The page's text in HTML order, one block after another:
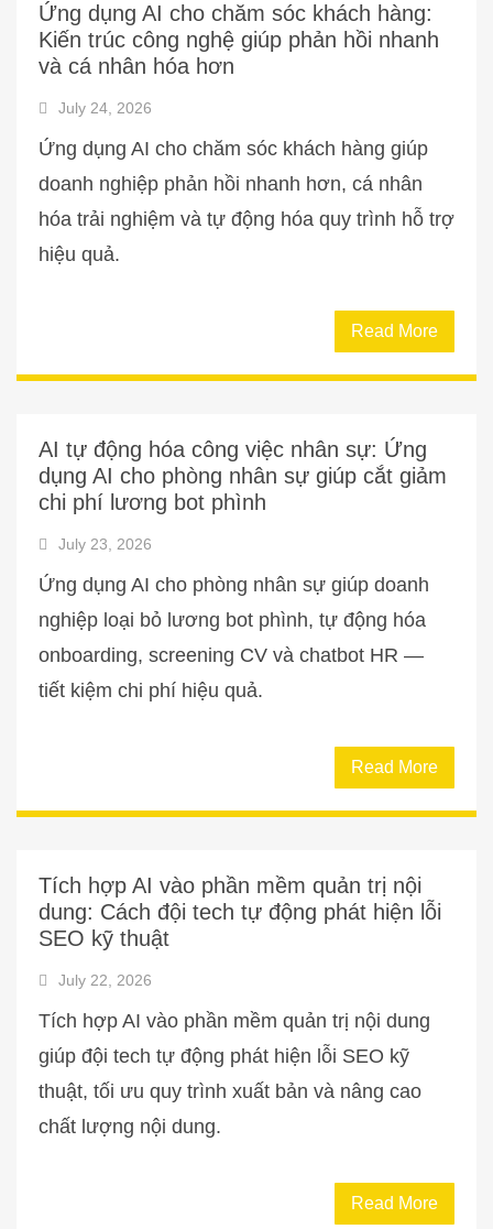
Ứng dụng AI cho chăm sóc khách hàng:
Kiến trúc công nghệ giúp phản hồi nhanh
và cá nhân hóa hơn
July 24, 2026
Ứng dụng AI cho chăm sóc khách hàng giúp
doanh nghiệp phản hồi nhanh hơn, cá nhân
hóa trải nghiệm và tự động hóa quy trình hỗ trợ
hiệu quả.
Read More
AI tự động hóa công việc nhân sự: Ứng
dụng AI cho phòng nhân sự giúp cắt giảm
chi phí lương bot phình
July 23, 2026
Ứng dụng AI cho phòng nhân sự giúp doanh
nghiệp loại bỏ lương bot phình, tự động hóa
onboarding, screening CV và chatbot HR —
tiết kiệm chi phí hiệu quả.
Read More
Tích hợp AI vào phần mềm quản trị nội
dung: Cách đội tech tự động phát hiện lỗi
SEO kỹ thuật
July 22, 2026
Tích hợp AI vào phần mềm quản trị nội dung
giúp đội tech tự động phát hiện lỗi SEO kỹ
thuật, tối ưu quy trình xuất bản và nâng cao
chất lượng nội dung.
Read More